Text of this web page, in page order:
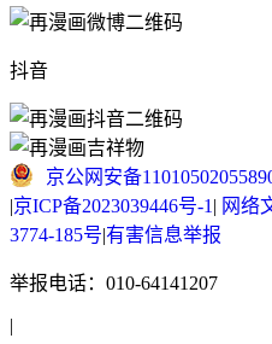
抖音
京公网安备
|京ICP备2023039446号-1 | 网络
3774-185号|有害信息举报
举报电话：010-64141207
|